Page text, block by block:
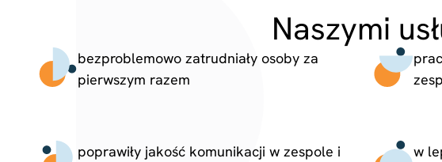
Naszymi
bezproblemowo zatrudniały osoby za
pierwszym razem
poprawiły jakość komunikacji w zespole i
w